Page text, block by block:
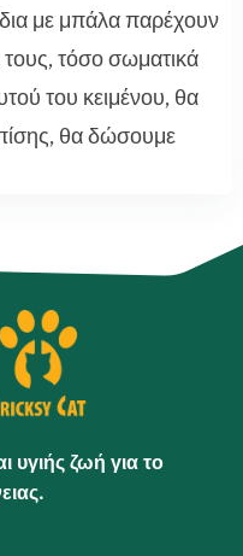
με μπάλα παρέχουν
τους, τόσο σωματικά
του κειμένου, θα
θα δώσουμε
υγιής ζωή για το